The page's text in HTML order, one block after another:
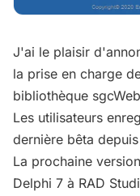
J'ai le plaisir
la prise en charge
bibliothèque
Les utilisateurs
dernière bêta
La prochaine
Delphi 7 à RAD